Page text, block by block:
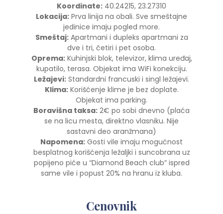
Koordinate: 40.24215, 23.27310
Lokacija: Prva linija na obali. Sve smeštajne
jedinice imaju pogled more.
Smeštaj:Apartmani i dupleks apartmani za
dve i tri, četiri i pet osoba.
Oprema:Kuhinjski blok, televizor, klima uređaj,
kupatilo, terasa. Objekat ima WiFi konekciju.
Ležajevi: Standardni francuski i singl ležajevi.
Klima:Korišćenje klime je bez doplate.
Objekat ima parking.
Boravišna taksa: 2€ po sobi dnevno (plaća
se na licu mesta, direktno vlasniku. Nije
sastavni deo aranžmana)
Napomena: Gosti vile imaju mogućnost
besplatnog korišćenja ležaljki i suncobrana uz
popijeno piće u “Diamond Beach club” ispred
same vile i popust 20% na hranu iz kluba.
Cenovnik